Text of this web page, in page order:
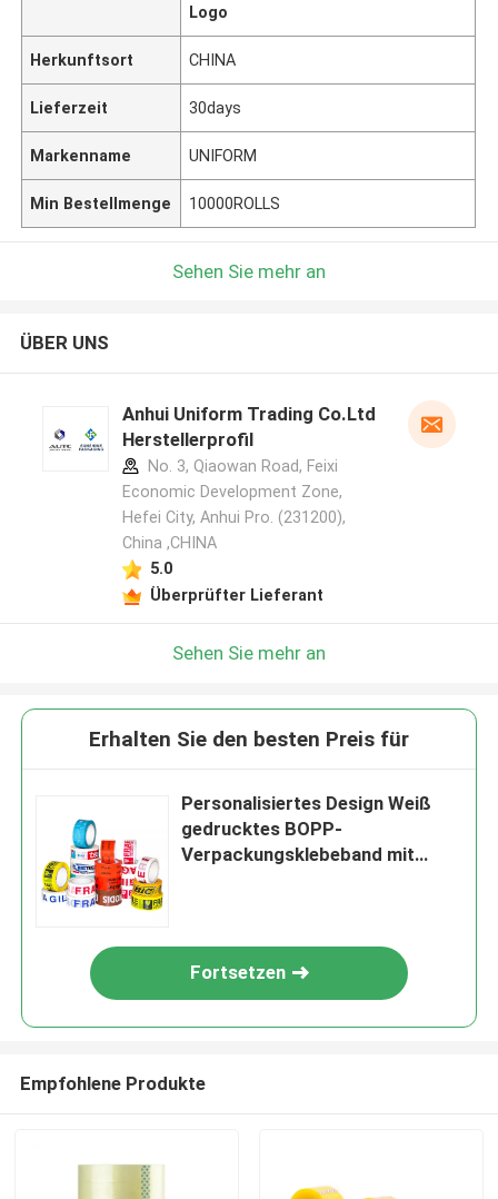
Logo
Herkunftsort CHINA
Lieferzeit 30days
Markenname UNIFORM
Min Bestellmenge 10000ROLLS
Sehen Sie mehr an
ÜBER UNS
Anhui Uniform Trading Co.Ltd
Herstellerprofil
No. 3, Qiaowan Road, Feixi
Economic Development Zone,
Hefei City, Anhui Pro. (231200),
China ,CHINA
5.0
Überprüfter Lieferant
Sehen Sie mehr an
Erhalten Sie den besten Preis für
Personalisiertes Design Weiß
gedrucktes BOPP-
Verpackungsklebeband mit
Fortsetzen
Empfohlene Produkte